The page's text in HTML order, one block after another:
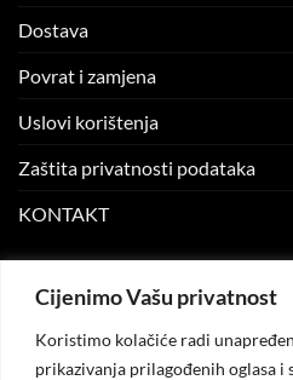
Cijenimo Vašu privatnost
Koristimo kolačiće radi
prikazivanja prilagođenih oglasa i
Dostava
Povrat i zamjena
Uslovi korištenja
Zaštita privatnosti podataka
KONTAKT
Moj nalog